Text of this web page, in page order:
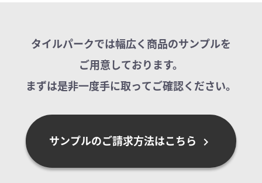
タイルパークでは幅広く商品のサンプルを
ご用意しております。
まずは是非一度手に取ってご確認ください。
サンプルのご請求方法はこちら chevron_right